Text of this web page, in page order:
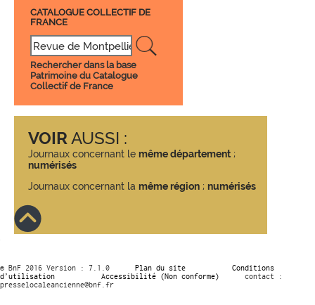
CATALOGUE COLLECTIF DE
FRANCE
Rechercher dans la base
Patrimoine du Catalogue
Collectif de France
VOIRAUSSI :
Journaux concernant le même département ;
numérisés
Journaux concernant la même région ; numérisés
© BnF 2016 Version : 7.1.0 Plan du site
Conditions
d’utilisation
Accessibilité (Non conforme)
contact :
presselocaleancienne@bnf.fr